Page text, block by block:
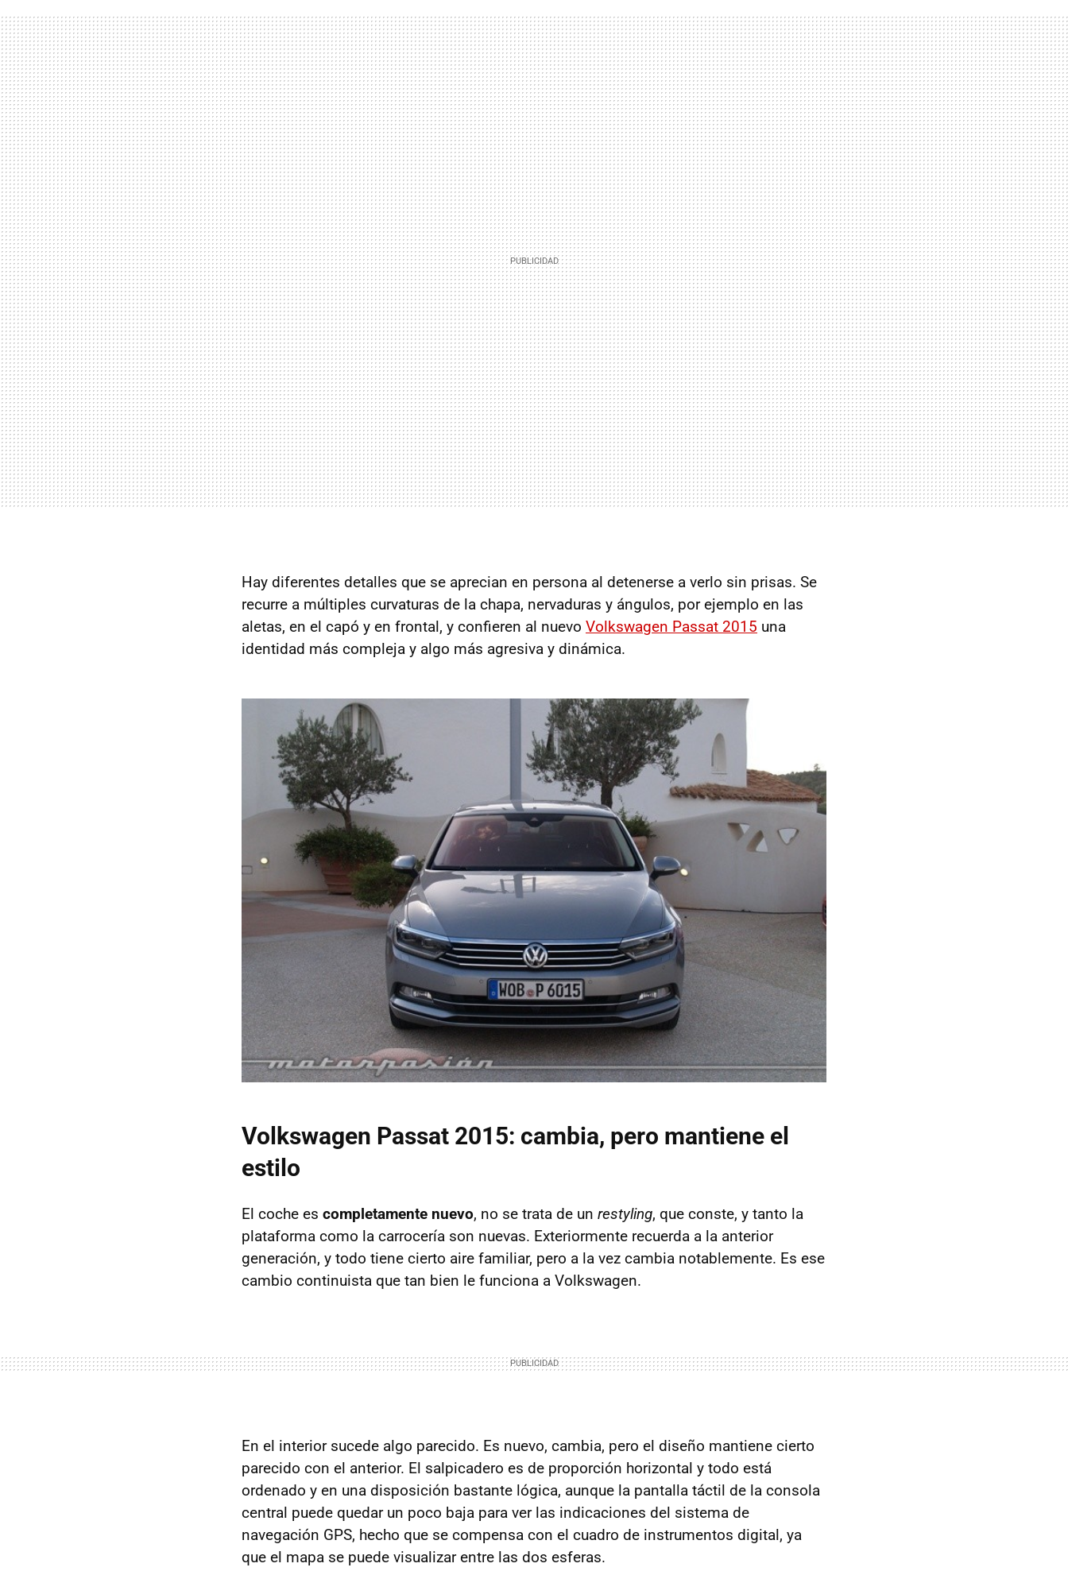
Hay diferentes detalles que se aprecian en persona al detenerse a verlo sin prisas. Se
recurre a múltiples curvaturas de la chapa, nervaduras y ángulos, por ejemplo en las
aletas, en el capó y en frontal, y confieren al nuevo Volkswagen Passat 2015 una
identidad más compleja y algo más agresiva y dinámica.
Volkswagen Passat 2015: cambia, pero mantiene el
estilo
El coche es completamente nuevo, no se trata de un restyling, que conste, y tanto la
plataforma como la carrocería son nuevas. Exteriormente recuerda a la anterior
generación, y todo tiene cierto aire familiar, pero a la vez cambia notablemente. Es ese
cambio continuista que tan bien le funciona a Volkswagen.
En el interior sucede algo parecido. Es nuevo, cambia, pero el diseño mantiene cierto
parecido con el anterior. El salpicadero es de proporción horizontal y todo está
ordenado y en una disposición bastante lógica, aunque la pantalla táctil de la consola
central puede quedar un poco baja para ver las indicaciones del sistema de
navegación GPS, hecho que se compensa con el cuadro de instrumentos digital, ya
que el mapa se puede visualizar entre las dos esferas.